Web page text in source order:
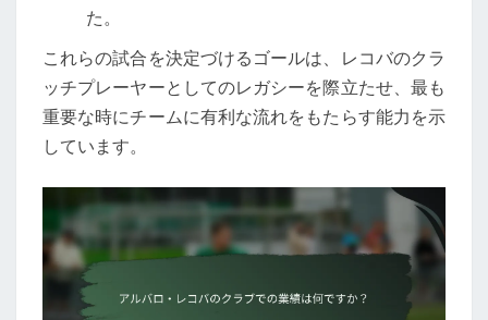
た。
これらの試合を決定づけるゴールは、レコバのクラ
ッチプレーヤーとしてのレガシーを際立たせ、最も
重要な時にチームに有利な流れをもたらす能力を示
しています。